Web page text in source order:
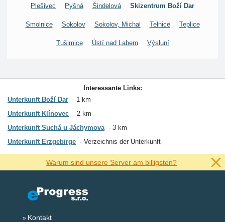
Plešivec Pyšná Šindelová Skizentrum Boží Dar
Smolnice Sokolov Sokolov, Michal Telnice Teplice
Tušimice Ústí nad Labem Výsluní
Interessante Links:
Unterkunft Boží Dar
1 km
Unterkunft Klínovec
2 km
Unterkunft Suchá u Jáchymova
3 km
Unterkunft Erzgebirge
Verzeichnis der Unterkunft
Warum sind unsere Server am billigsten?
Kontakt